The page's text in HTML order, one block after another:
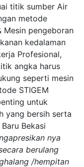
titik sumber Air
metode
Mesin pengeboran
kedalaman
Profesional,
angka harus
seperti mesin
STIGEM
untuk
yang bersih serta
Bekasi
nya
berulang
/hempitan